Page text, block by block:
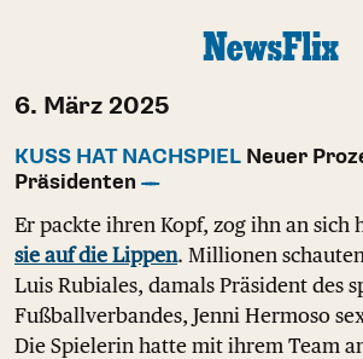
6. März 2025
KUSS HAT NACHSPIEL Neuer
Präsidenten
Er packte ihren Kopf, zog ihn an sich
sie auf die Lippen. Millionen
Luis Rubiales, damals Präsident des
Fußballverbandes, Jenni Hermoso
Die Spielerin hatte mit ihrem Team